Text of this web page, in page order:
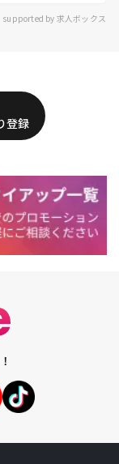
supported by 求人ボックス
登録